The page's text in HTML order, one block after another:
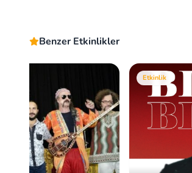
Benzer Etkinlikler
Etkinlik